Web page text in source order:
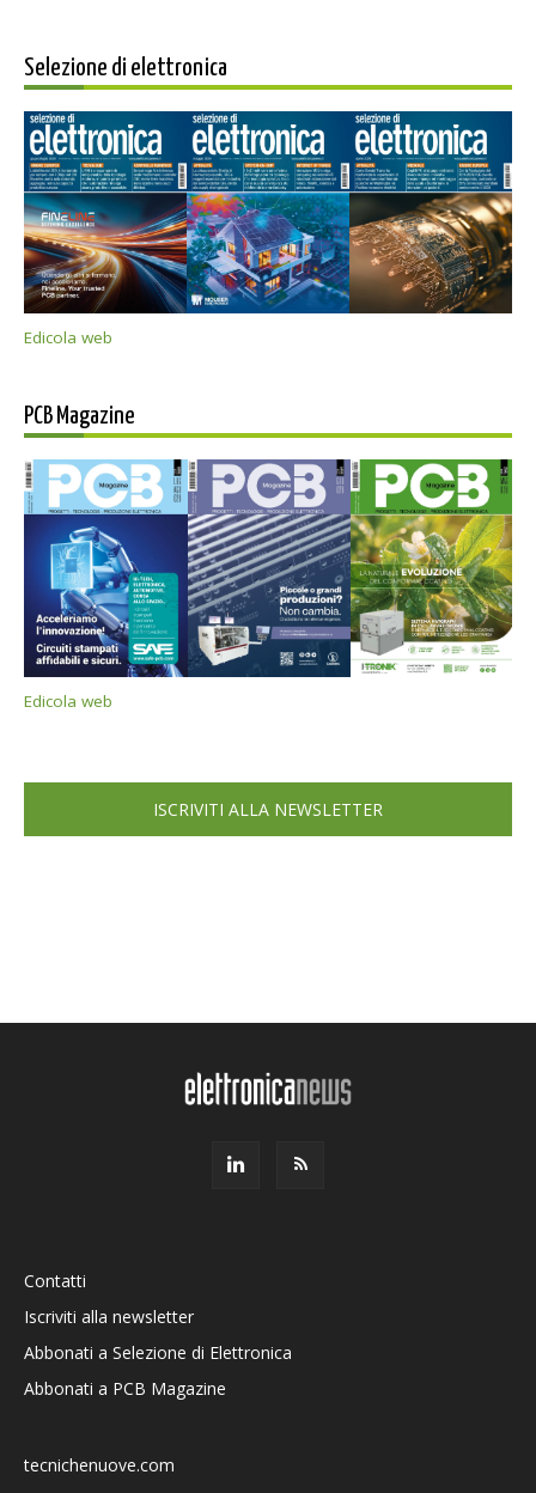
Selezione di elettronica
Edicola web
PCB Magazine
Edicola web
ISCRIVITI ALLA NEWSLETTER
Contatti
Iscriviti alla newsletter
Abbonati a Selezione di Elettronica
Abbonati a PCB Magazine
tecnichenuove.com